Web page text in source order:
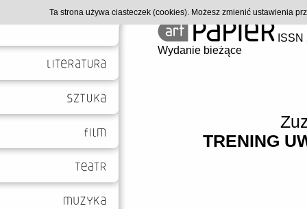
Wydanie bieżące
TRENING
Ta strona używa ciasteczek (cookies). Możesz zmienić ustawienia